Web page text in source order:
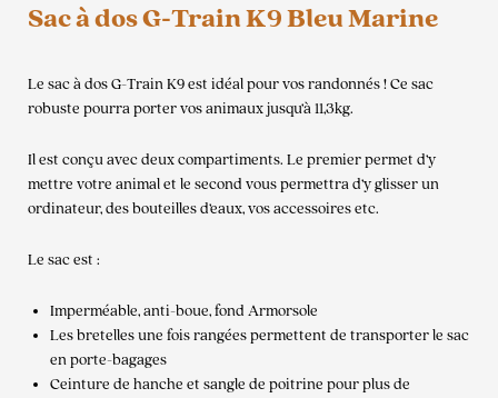
Sac à dos G-Train K9 Bleu Marine
Le sac à dos G-Train K9 est idéal pour vos randonnés ! Ce sac
robuste pourra porter vos animaux jusqu’à 11,3kg.
Il est conçu avec deux compartiments. Le premier permet d’y
mettre votre animal et le second vous permettra d’y glisser un
ordinateur, des bouteilles d’eaux, vos accessoires etc.
Le sac est :
Imperméable, anti-boue, fond Armorsole
Les bretelles une fois rangées permettent de transporter le sac
en porte-bagages
Ceinture de hanche et sangle de poitrine pour plus de